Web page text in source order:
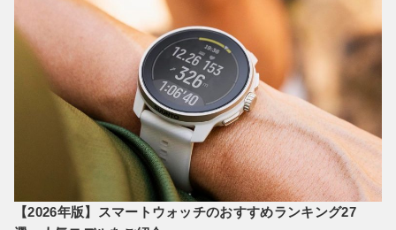
【2026年版】スマートウォッチのおすすめランキング27